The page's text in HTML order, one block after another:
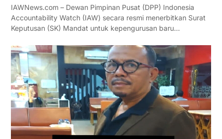
IAWNews.com – Dewan Pimpinan Pusat (DPP) Indonesia
Accountability Watch (IAW) secara resmi menerbitkan Surat
Keputusan (SK) Mandat untuk kepengurusan baru…